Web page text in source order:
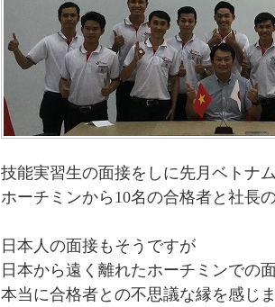
技能実習生の面接をしに先月ベトナ
ホーチミンから10名の合格者と社長
日本人の面接もそうですが
日本から遠く離れたホーチミンでの
本当に合格者との不思議な縁を感じ